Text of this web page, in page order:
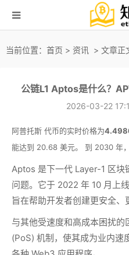
当前位置： 首页 > 资讯 > 文章正
公链L1 Aptos是什么？
2026-03-22
阿普托斯 代币的实时价格为
能达到 20.68 美元。 到 2030 年
Aptos 是下一代 Layer-1 区块
问题。它于 2022 年 10 月上
旨在帮助开发者创建更安全、
与其他受速度和高成本困扰
(PoS) 机制，使其成为业内速